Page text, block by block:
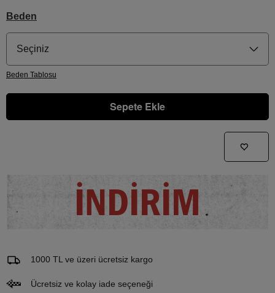
Beden
Seçiniz
Beden Tablosu
Sepete Ekle
İNDİRİM
1000 TL ve üzeri ücretsiz kargo
Ücretsiz ve kolay iade seçeneği